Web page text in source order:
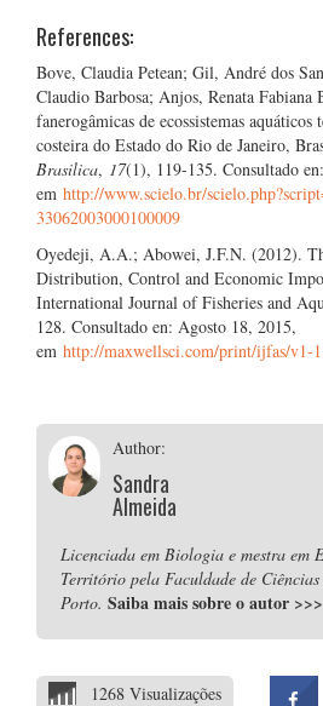
References:
Bove, Claudia Petean; Gil, André dos
Claudio Barbosa; Anjos, Renata
fanerogâmicas de ecossistemas
costeira do Estado do Rio de Janeiro,
Brasilica, 17(1), 119-135. Consultado
em http://www.scielo.br/
33062003000100009
Oyedeji, A.A.; Abowei, J.F.N. (2012).
Distribution, Control and Economic
International Journal of Fisheries and
128. Consultado en: Agosto 18, 2015,
em http://maxwellsci.com/print/ijfas/v1-
Author:
Sandra
Almeida
Licenciada em Biologia e mestra em
Território pela Faculdade de
Porto. Saiba mais sobre o autor >>>
1268 Visualizações